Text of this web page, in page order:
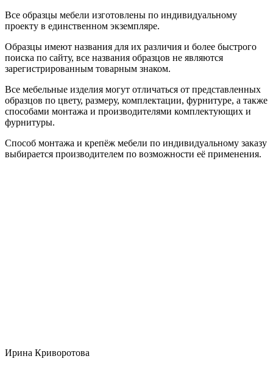
Все образцы мебели изготовлены по индивидуальному
проекту в единственном экземпляре.
Образцы имеют названия для их различия и более быстрого
поиска по сайту, все названия образцов не являются
зарегистрированным товарным знаком.
Все мебельные изделия могут отличаться от представленных
образцов по цвету, размеру, комплектации, фурнитуре, а также
способами монтажа и производителями комплектующих и
фурнитуры.
Способ монтажа и крепёж мебели по индивидуальному заказу
выбирается производителем по возможности её применения.
Ирина Криворотова